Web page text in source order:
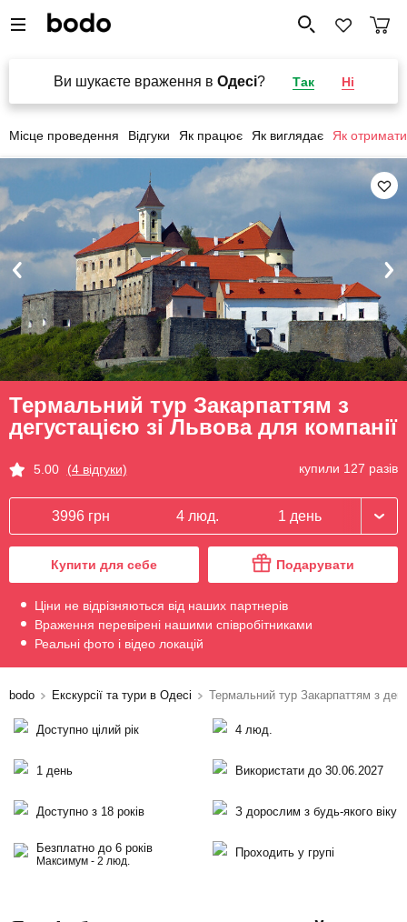
Ви шукаєте враження в Одесі? Так Ні
Місце проведення Відгуки Як працює Як виглядає Як отримати
Термальний тур Закарпаттям з
дегустацією зі Львова для компанії
5.00 (4 відгуки) купили 127 разів
3996 грн 4 люд. 1 день
Купити для себе Подарувати
Ціни не відрізняються від наших партнерів
Враження перевірені нашими співробітниками
Реальні фото і відео локацій
bodo Екскурсії та тури в Одесі Термальний тур Закарпаттям з
Доступно цілий рік 4 люд.
1 день Використати до 30.06.2027
Доступно з 18 років З дорослим з будь-якого віку
Безплатно до 6 років
Максимум - 2 люд.
Проходить у групі